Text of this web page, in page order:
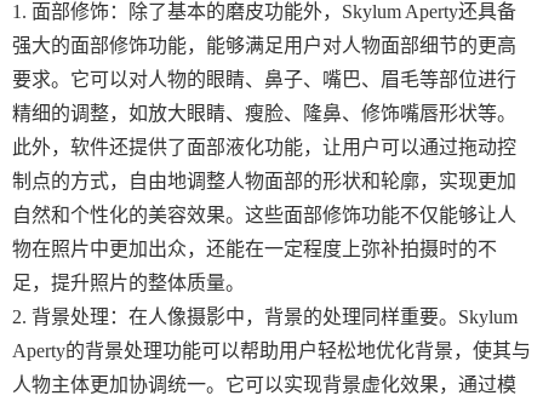
1. 面部修饰：除了基本的磨皮功能外，Skylum Aperty还具备
强大的面部修饰功能，能够满足用户对人物面部细节的更高
要求。它可以对人物的眼睛、鼻子、嘴巴、眉毛等部位进行
精细的调整，如放大眼睛、瘦脸、隆鼻、修饰嘴唇形状等。
此外，软件还提供了面部液化功能，让用户可以通过拖动控
制点的方式，自由地调整人物面部的形状和轮廓，实现更加
自然和个性化的美容效果。这些面部修饰功能不仅能够让人
物在照片中更加出众，还能在一定程度上弥补拍摄时的不
足，提升照片的整体质量。
2. 背景处理：在人像摄影中，背景的处理同样重要。Skylum
Aperty的背景处理功能可以帮助用户轻松地优化背景，使其与
人物主体更加协调统一。它可以实现背景虚化效果，通过模